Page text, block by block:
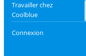
Travailler chez
Coolblue
Connexion